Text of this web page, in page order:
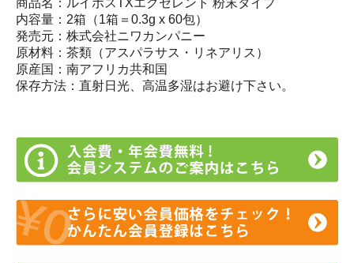
内容量：2箱（1箱＝0.3g x 60包）
発売元：株式会社ニワカンパニー
原材料：茶類（アスパラサス・リネアリス）
原産国：南アフリカ共和国
保存方法：直射日光、高温多湿はお避け下さい。